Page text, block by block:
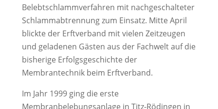
Belebtschlammverfahren mit nachgeschalteter
Schlammabtrennung zum Einsatz. Mitte April
blickte der Erftverband mit vielen Zeitzeugen
und geladenen Gästen aus der Fachwelt auf die
bisherige Erfolgsgeschichte der
Membrantechnik beim Erftverband.
Im Jahr 1999 ging die erste
Membranbelebungsanlage in Titz-Rödingen in